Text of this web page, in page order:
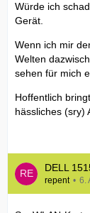
Würde ich
Gerät.
Wenn ich mir
Welten
sehen für mich
Hoffentlich
hässliches (sry)
DELL
repent 6.